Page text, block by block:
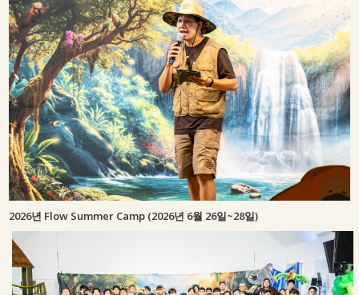
2026년 Flow Summer Camp (2026년 6월 26일~28일)